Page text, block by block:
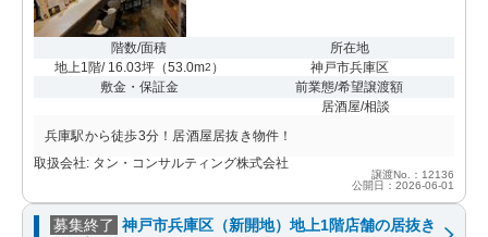
階数/面積
地上1階/ 16.03坪（53.0m2 ）
所在地
神戸市兵庫区
敷金・保証金
前業態/希望譲渡額
居酒屋/相談
兵庫駅から徒歩3分！居酒屋居抜き物件！
取扱会社: タン・コンサルティング株式会社
譲渡No.：12136
公開日：2026-06-01
募集終了 神戸市兵庫区（新開地）地上1階店舗の居抜き